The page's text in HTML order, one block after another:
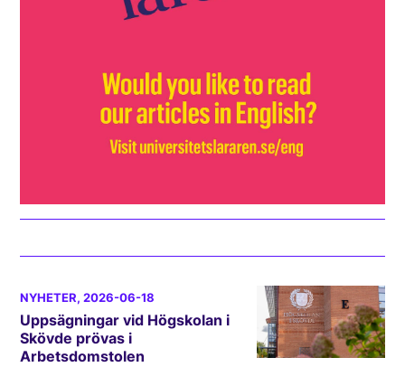
NYHETER, 2026-06-18
Uppsägningar vid Högskolan i
Skövde prövas i
Arbetsdomstolen